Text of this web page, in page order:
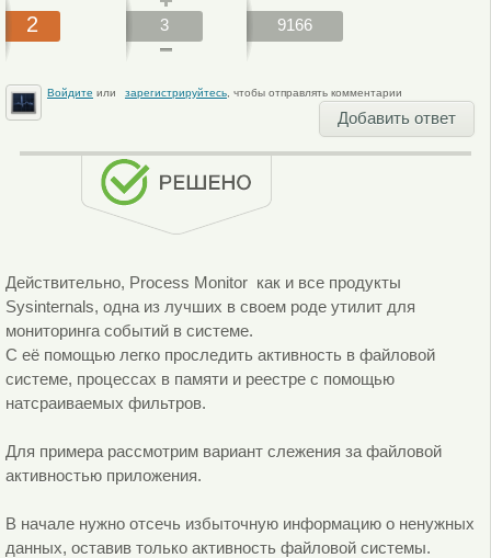
2 3 9166
Войдите или зарегистрируйтесь, чтобы отправлять комментарии
Добавить ответ
Действительно, Process Monitor как и все продукты
Sysinternals, одна из лучших в своем роде утилит для
мониторинга событий в системе.
С её помощью легко проследить активность в файловой
системе, процессах в памяти и реестре с помощью
натсраиваемых фильтров.
Для примера рассмотрим вариант слежения за файловой
активностью приложения.
В начале нужно отсечь избыточную информацию о ненужных
данных, оставив только активность файловой системы.